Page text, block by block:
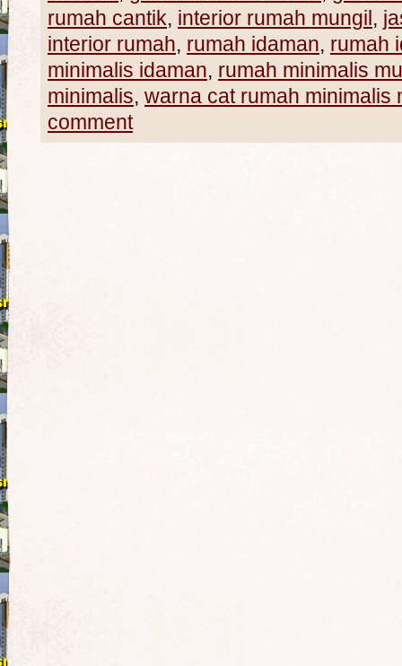
rumah cantik, interior rumah mungil,
interior rumah, rumah idaman, rumah
minimalis idaman, rumah minimalis
minimalis, warna cat rumah minimalis
comment